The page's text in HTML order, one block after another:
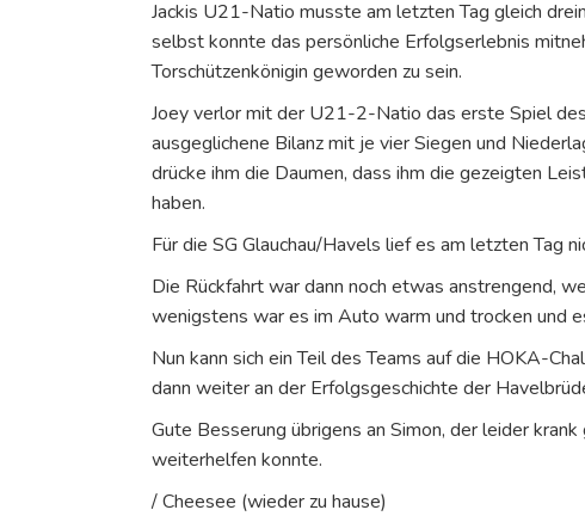
Jackis U21-Natio musste am letzten Tag gleich
selbst konnte das persönliche Erfolgserlebnis
Torschützenkönigin geworden zu sein.
Joey verlor mit der U21-2-Natio das erste Spiel
ausgeglichene Bilanz mit je vier Siegen und
drücke ihm die Daumen, dass ihm die gezeigten
haben.
Für die SG Glauchau/Havels lief es am letzten Tag
Die Rückfahrt war dann noch etwas anstrengend,
wenigstens war es im Auto warm und trocken und
Nun kann sich ein Teil des Teams auf die HOKA-
dann weiter an der Erfolgsgeschichte der
Gute Besserung übrigens an Simon, der leider
weiterhelfen konnte.
/ Cheesee (wieder zu hause)